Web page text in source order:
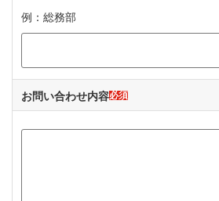
例：総務部
お問い合わせ内容必須